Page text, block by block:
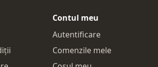
Contul meu
Autentificare
Comenzile mele